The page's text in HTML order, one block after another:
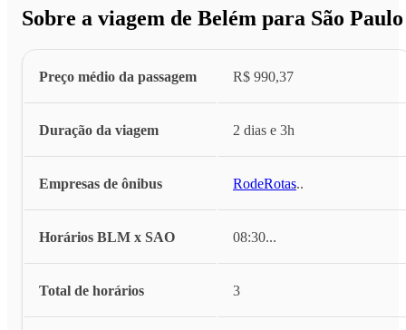
Sobre a viagem de Belém para São Paulo
Preço médio da passagem R$ 990,37
Duração da viagem 2 dias e 3h
Empresas de ônibus RodeRotas...
Horários BLM x SAO 08:30...
Total de horários 3